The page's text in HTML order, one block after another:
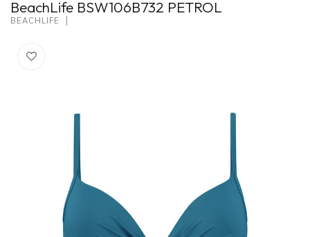
BeachLife BSW106B732 PETROL
BEACHLIFE